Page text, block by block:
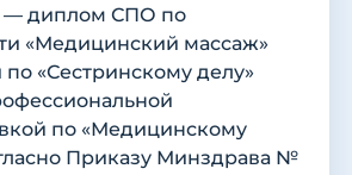
— диплом СПО по
«Медицинский массаж»
по «Сестринскому делу»
по «Медицинскому
Приказу Минздрава №